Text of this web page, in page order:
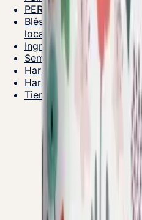
PERBELLE Bio® – Gama
Blés de pays 100 %
locales
Ingredientes para hacer
Semillas y frutos secos
Harinas mezcladas y
Harinas para bollería y
Tienda para particulares